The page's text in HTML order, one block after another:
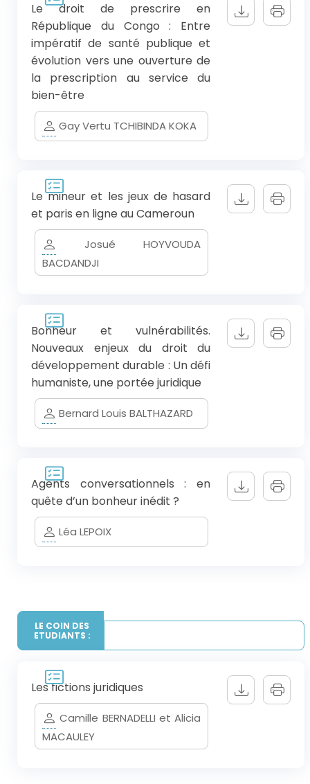
Le droit de prescrire en
République du Congo : Entre
impératif de santé publique et
évolution vers une ouverture de
la prescription au service du
bien-être
Gay Vertu TCHIBINDA KOKA
Le mineur et les jeux de hasard
et paris en ligne au Cameroun
Josué HOYVOUDA
BACDANDJI
Bonheur et vulnérabilités.
Nouveaux enjeux du droit du
développement durable : Un défi
humaniste, une portée juridique
Bernard Louis BALTHAZARD
Agents conversationnels : en
quête d’un bonheur inédit ?
Léa LEPOIX
LE COIN DES
ETUDIANTS :
Les fictions juridiques
Camille BERNADELLI et Alicia
MACAULEY